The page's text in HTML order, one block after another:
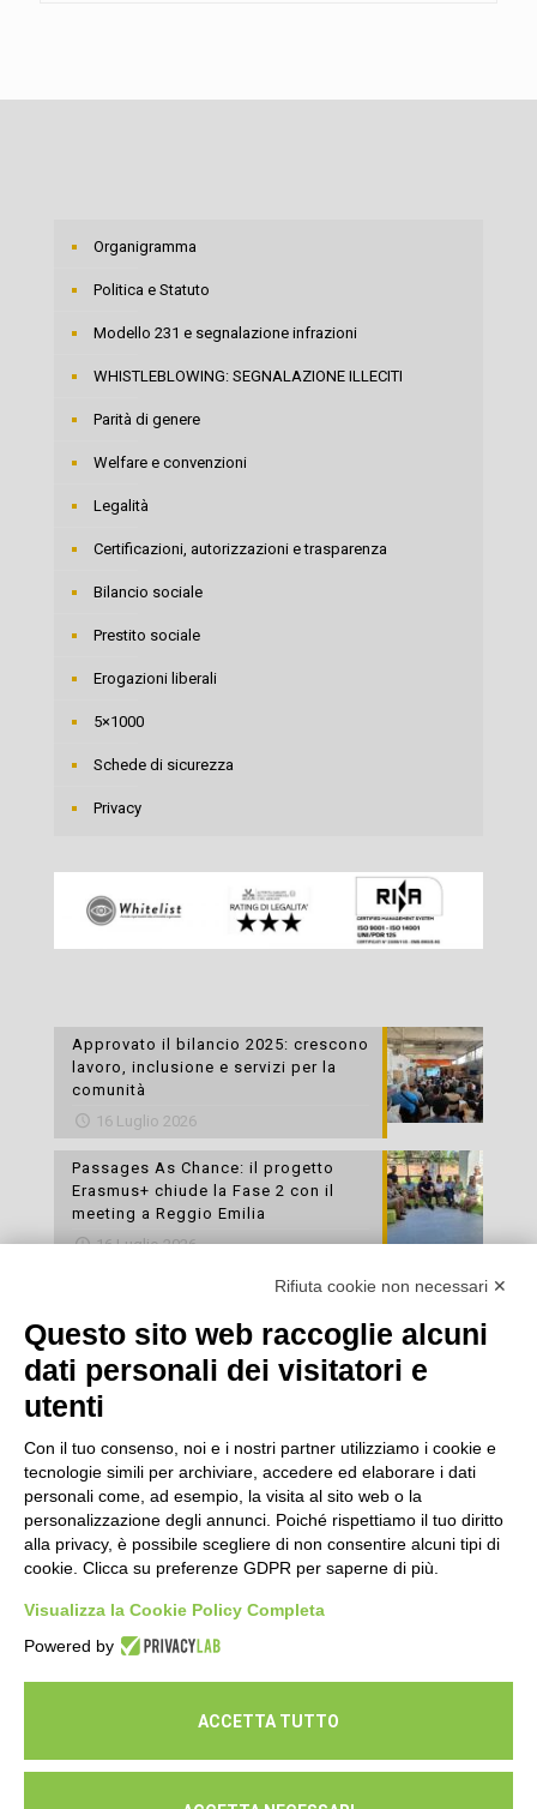
Organigramma
Politica e Statuto
Modello 231 e segnalazione infrazioni
WHISTLEBLOWING: SEGNALAZIONE ILLECITI
Parità di genere
Welfare e convenzioni
Legalità
Certificazioni, autorizzazioni e trasparenza
Bilancio sociale
Prestito sociale
Erogazioni liberali
5×1000
Schede di sicurezza
Privacy
Approvato il bilancio 2025: crescono
lavoro, inclusione e servizi per la
comunità
16 Luglio 2026
Passages As Chance: il progetto
Erasmus+ chiude la Fase 2 con il
meeting a Reggio Emilia
16 Luglio 2026
Esami di laboratorio preventivi
cura della propria salute
16 Luglio 2026
Rifiuta cookie non necessari ✕
Questo sito web raccoglie alcuni
dati personali dei visitatori e
utenti
Con il tuo consenso, noi e i nostri partner utilizziamo i cookie e
tecnologie simili per archiviare, accedere ed elaborare i dati
personali come, ad esempio, la visita al sito web o la
personalizzazione degli annunci. Poiché rispettiamo il tuo diritto
alla privacy, è possibile scegliere di non consentire alcuni tipi di
cookie. Clicca su preferenze GDPR per saperne di più.
Visualizza la Cookie Policy Completa
Powered by
ACCETTA TUTTO